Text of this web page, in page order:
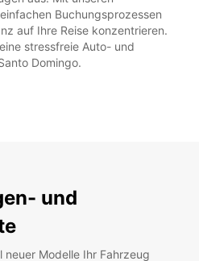
Buchungsprozessen
auf Ihre Reise konzentrieren.
stressfreie Auto- und
Domingo.
und
neuer Modelle Ihr Fahrzeug